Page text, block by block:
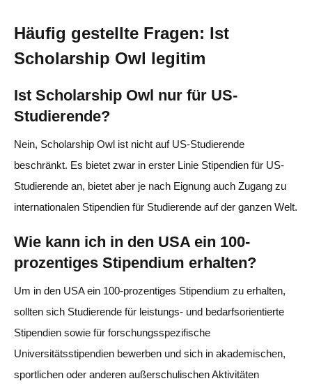
Häufig gestellte Fragen: Ist
Scholarship Owl legitim
Ist Scholarship Owl nur für US-
Studierende?
Nein, Scholarship Owl ist nicht auf US-Studierende
beschränkt. Es bietet zwar in erster Linie Stipendien für US-
Studierende an, bietet aber je nach Eignung auch Zugang zu
internationalen Stipendien für Studierende auf der ganzen Welt.
Wie kann ich in den USA ein 100-
prozentiges Stipendium erhalten?
Um in den USA ein 100-prozentiges Stipendium zu erhalten,
sollten sich Studierende für leistungs- und bedarfsorientierte
Stipendien sowie für forschungsspezifische
Universitätsstipendien bewerben und sich in akademischen,
sportlichen oder anderen außerschulischen Aktivitäten